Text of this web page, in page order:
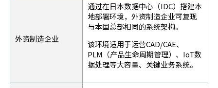
外资制造企业
通过在日本数据中心（IDC）搭建本
地部署环境，外资制造企业可复现
与本国总部相同的系统架构。
该环境适用于运营CAD/CAE、
PLM（产品生命周期管理）、IoT数
据处理等大容量、关键业务系统。